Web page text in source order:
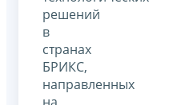
решений
в
странах
БРИКС,
направленных